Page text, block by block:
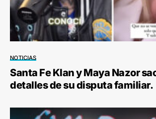
NOTICIAS
Santa Fe Klan y Maya Nazor
detalles de su disputa familiar.